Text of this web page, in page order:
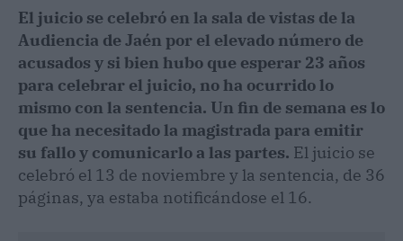
El juicio se celebró en la sala de vistas de la
Audiencia de Jaén por el elevado número de
acusados y si bien hubo que esperar 23 años
para celebrar el juicio, no ha ocurrido lo
mismo con la sentencia. Un fin de semana es lo
que ha necesitado la magistrada para emitir
su fallo y comunicarlo a las partes. El juicio se
celebró el 13 de noviembre y la sentencia, de 36
páginas, ya estaba notificándose el 16.